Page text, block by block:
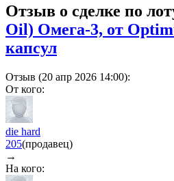
Отзыв о сделке по
Oil) Омега-3, от
капсул
Отзыв (20 апр 2026 14:00):
От кого:
die hard
205(продавец)
→
На кого: